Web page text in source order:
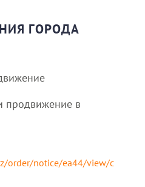
ГОРОДА
продвижение в
order/notice/ea44/view/c